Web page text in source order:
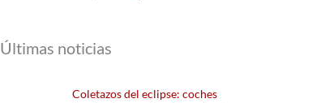
Últimas noticias
Coletazos del eclipse: coches